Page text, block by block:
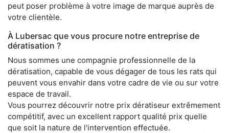
peut poser problème à votre image de marque auprès de
votre clientèle.
À Lubersac que vous procure notre entreprise de
dératisation ?
Nous sommes une compagnie professionnelle de la
dératisation, capable de vous dégager de tous les rats qui
peuvent vous envahir dans votre cadre de vie ou sur votre
espace de travail.
Vous pourrez découvrir notre prix dératiseur extrêmement
compétitif, avec un excellent rapport qualité prix quelle
que soit la nature de l'intervention effectuée.